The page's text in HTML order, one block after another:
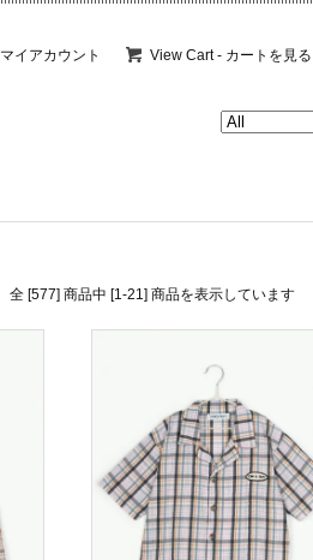
マイアカウント View Cart - カートを見る
全 [577] 商品中 [1-21] 商品を表示しています